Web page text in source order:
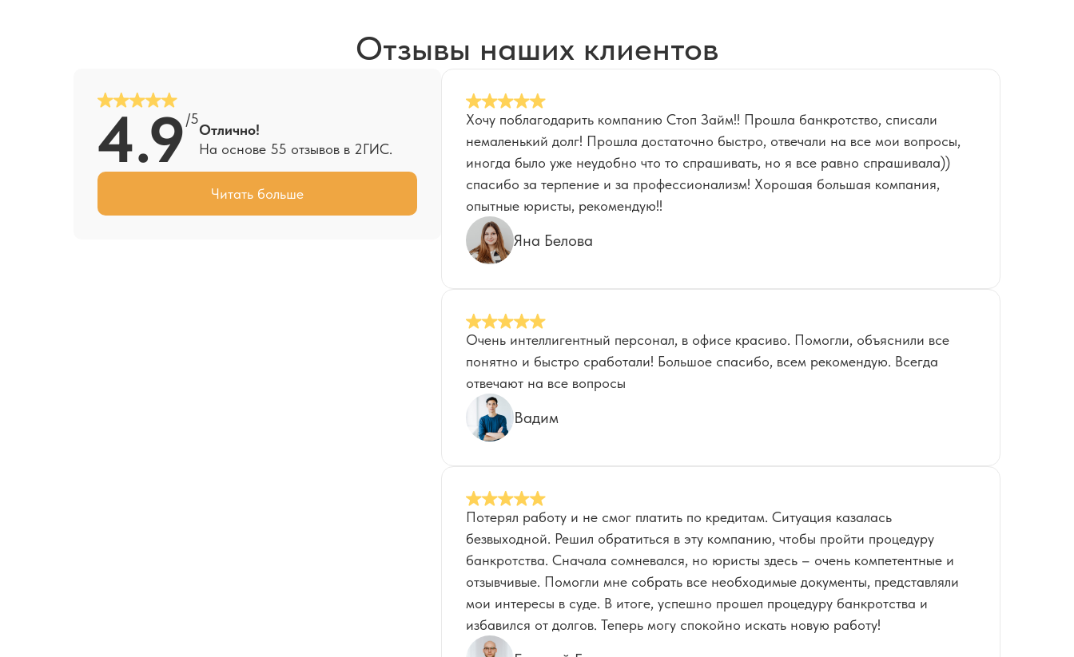
Отзывы наших клиентов
4.9/5
Отлично!
На основе 55 отзывов в 2ГИС.
Читать больше
Хочу поблагодарить компанию Стоп Займ!! Прошла банкротство, списали
немаленький долг! Прошла достаточно быстро, отвечали на все мои вопросы,
иногда было уже неудобно что то спрашивать, но я все равно спрашивала))
спасибо за терпение и за профессионализм! Хорошая большая компания,
опытные юристы, рекомендую!!
Яна Белова
Очень интеллигентный персонал, в офисе красиво. Помогли, объяснили все
понятно и быстро сработали! Большое спасибо, всем рекомендую. Всегда
отвечают на все вопросы
Вадим
Потерял работу и не смог платить по кредитам. Ситуация казалась
безвыходной. Решил обратиться в эту компанию, чтобы пройти процедуру
банкротства. Сначала сомневался, но юристы здесь – очень компетентные и
отзывчивые. Помогли мне собрать все необходимые документы, представляли
мои интересы в суде. В итоге, успешно прошел процедуру банкротства и
избавился от долгов. Теперь могу спокойно искать новую работу!